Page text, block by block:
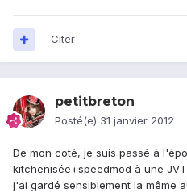
Citer
petitbreton
Posté(e) 31 janvier 2012
De mon coté, je suis passé à
kitchenisée+speedmod à une
j'ai gardé sensiblement la même